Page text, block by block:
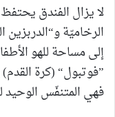
لا يزال الفندق
الرخاميّة
إلى مساحة للهو
”فوتبول“ (كرة
فهي المتنفّس الوحيد